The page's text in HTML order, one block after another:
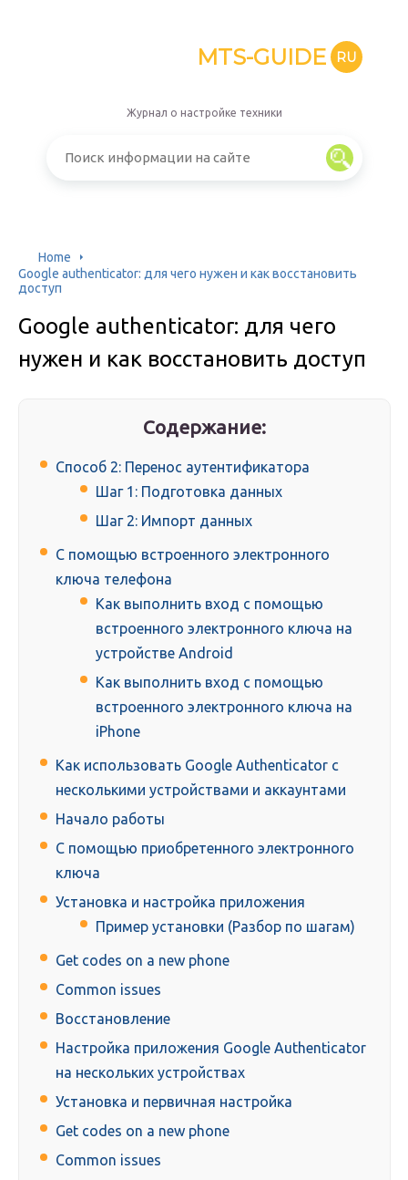
MTS-GUIDE RU
Журнал о настройке техники
Home
Google authenticator: для чего нужен и как восстановить
доступ
Google authenticator: для чего
нужен и как восстановить доступ
Содержание:
Способ 2: Перенос аутентификатора
Шаг 1: Подготовка данных
Шаг 2: Импорт данных
С помощью встроенного электронного
ключа телефона
Как выполнить вход с помощью
встроенного электронного ключа на
устройстве Android
Как выполнить вход с помощью
встроенного электронного ключа на
iPhone
Как использовать Google Authenticator с
несколькими устройствами и аккаунтами
Начало работы
С помощью приобретенного электронного
ключа
Установка и настройка приложения
Пример установки (Разбор по шагам)
Get codes on a new phone
Common issues
Восстановление
Настройка приложения Google Authenticator
на нескольких устройствах
Установка и первичная настройка
Get codes on a new phone
Common issues